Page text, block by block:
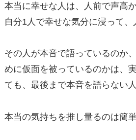
本当に幸せな人は、人前で声高
自分1人で幸せな気分に浸って、
その人が本音で語っているのか
めに仮面を被っているのかは、
ても、最後まで本音を語らない
本当の気持ちを推し量るのは簡